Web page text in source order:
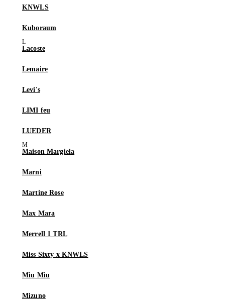
KNWLS
Kuboraum
Lacoste
Lemaire
Levi's
LIMI feu
LUEDER
Maison Margiela
Marni
Martine Rose
Max Mara
Merrell 1 TRL
Miss Sixty x KNWLS
Miu Miu
Mizuno